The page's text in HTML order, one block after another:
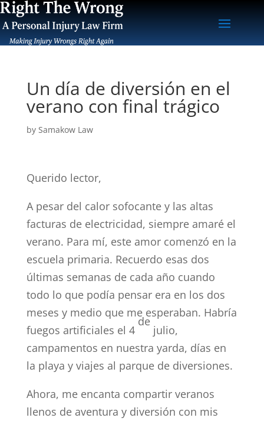
Un día de diversión en el
verano con final trágico
by Samakow Law
Querido lector,
A pesar del calor sofocante y las altas
facturas de electricidad, siempre amaré el
verano. Para mí, este amor comenzó en la
escuela primaria. Recuerdo esas dos
últimas semanas de cada año cuando
todo lo que podía pensar era en los dos
meses y medio que me esperaban. Habría
fuegos artificiales el 4
de
julio,
campamentos en nuestra yarda, días en
la playa y viajes al parque de diversiones.
Ahora, me encanta compartir veranos
llenos de aventura y diversión con mis